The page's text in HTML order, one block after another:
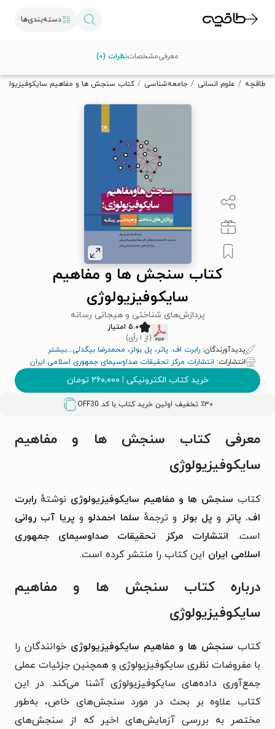
دسته‌بندی‌ها
تخفیف از طاقچه دریافت کن.
طاقچه علوم انسانی جامعه‌شناسی کتاب سنجش ها و مفاهیم
کتاب سنجش ها و مفاهیم
سایکوفیزیولوژی
پردازش‌های شناختی و هیجانی رسانه
۵.۰ امتیاز
(از ۱ رأی)
پدیدآورندگان: رابرت اف. پاتر، پل بولز، محمد‌رضا بیگدلی...بیشتر
انتشارات: انتشارات مرکز تحقیقات صداوسیمای جمهوری اسلامی ایران
خرید کتاب الکترونیکی | ۲۶۰,۰۰۰ تومان
٪۳۰ تخفیف اولین خرید کتاب با کد OFF30
معرفیمشخصاتنظرات (۰)
معرفی کتاب سنجش ها و مفاهیم
سایکوفیزیولوژی
کتاب سنجش ها و مفاهیم سایکوفیزیولوژی نوشتهٔ رابرت
اف. پاتر و پل بولز و ترجمهٔ سلما احمد‌لو و پریا آب روانی
است. انتشارات مرکز تحقیقات صداوسیمای جمهوری
اسلامی ایران این کتاب را منتشر کرده است.
درباره کتاب سنجش ها و مفاهیم
سایکوفیزیولوژی
کتاب سنجش ها و مفاهیم سایکوفیزیولوژی خوانندگان را
با مفروضات نظری سایکوفیزیولوژی و همچنین جزئیات عملی
جمع‌آوری داده‌های سایکوفیزیولوژی آشنا می‌کند. در این
کتاب علاوه بر بحث در مورد سنجش‌های خاص، به‌طور
مختصر به بررسی آزمایش‌های اخیر که از سنجش‌های